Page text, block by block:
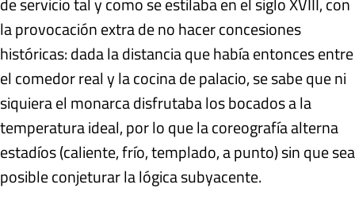
la provocación extra de no hacer concesiones
históricas: dada la distancia que había entonces entre
el comedor real y la cocina de palacio, se sabe que ni
siquiera el monarca disfrutaba los bocados a la
temperatura ideal, por lo que la coreografía alterna
estadíos (caliente, frío, templado, a punto) sin que sea
posible conjeturar la lógica subyacente.